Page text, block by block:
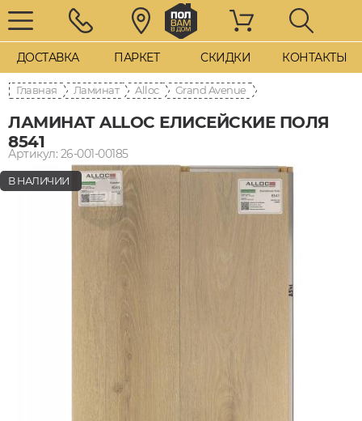
ДОСТАВКА ПАРКЕТ СКИДКИ КОНТАКТЫ
Главная Ламинат Alloc Grand Avenue
ЛАМИНАТ ALLOC ЕЛИСЕЙСКИЕ ПОЛЯ
8541
Артикул: 26-001-00185
В НАЛИЧИИ